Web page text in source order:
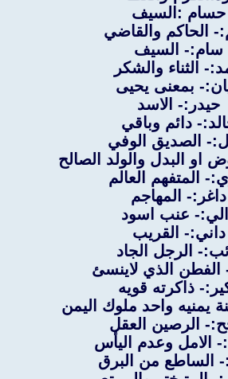
حسام :السيف
الحاكم والقاضي
سام:- السيف
الثناء والشكر
بمعنى يحيى
حيدر:- الاسد
دائم وباقي
الصديق الوفي
او البدل والولد الصالح
المتفهم العالم
داغر:- المهاجم
عنب اسود
داني:- القريب
الرجل الجاد
الفطن الذي لاينسئ
ذاكرته قويه
يمنيه واحد ملوك اليمن
الرصين العقل
الامل وعدم اليأس
الساطع من البرق